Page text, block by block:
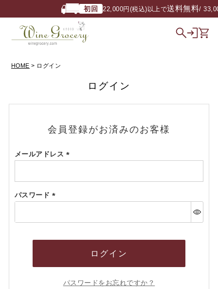
初回 22,000円(税込)以上で送料無料/
HOME ログイン
ログイン
会員登録がお済みのお客様
メールアドレス
須)
パスワード
須)
ログイン
パスワードをお忘れですか？